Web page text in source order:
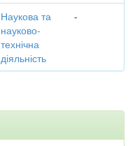
Наукова та
науково-
технічна
діяльність
-